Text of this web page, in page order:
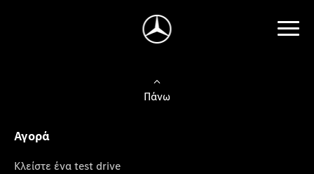
Πάνω
Αγορά
Κλείστε ένα test drive